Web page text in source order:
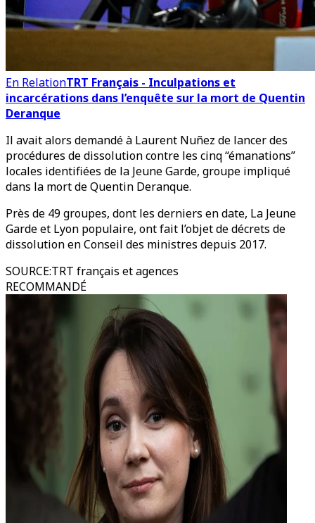
En RelationTRT Français - Inculpations et
incarcérations dans l’enquête sur la mort de Quentin
Deranque
Il avait alors demandé à Laurent Nuñez de lancer des
procédures de dissolution contre les cinq “émanations”
locales identifiées de la Jeune Garde, groupe impliqué
dans la mort de Quentin Deranque.
Près de 49 groupes, dont les derniers en date, La Jeune
Garde et Lyon populaire, ont fait l’objet de décrets de
dissolution en Conseil des ministres depuis 2017.
SOURCE:TRT français et agences
RECOMMANDÉ